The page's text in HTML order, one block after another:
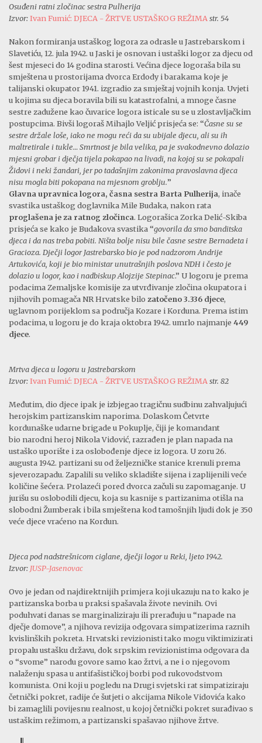
Osuđeni ratni zločinac sestra Pulherija
Izvor:Ivan Fumić: DJECA - ŽRTVE USTAŠKOG REŽIMA str. 54
Nakon formiranja ustaškog logora za odrasle u Jastrebarskom i
Slavetiću, 12. jula 1942. u Jaski je osnovan i ustaški logor za djecu od
šest mjeseci do 14 godina starosti. Većina djece logoraša bila su
smještena u prostorijama dvorca Erdody i barakama koje je
talijanski okupator 1941. izgradio za smještaj vojnih konja. Uvjeti
u kojima su djeca boravila bili su katastrofalni, a mnoge časne
sestre zadužene kao čuvarice logora isticale su se u zlostavljačkim
postupcima. Bivši logoraš Mihajlo Veljić prisjeća se: “Časne su se
sestre držale loše, iako ne mogu reći da su ubijale djecu, ali su ih
maltretirale i tukle… Smrtnost je bila velika, pa je svakodnevno dolazio
mjesni grobar i dječja tijela pokapao na livadi, na kojoj su se pokapali
Židovi i neki žandari, jer po tadašnjim zakonima pravoslavna djeca
nisu mogla biti pokopana na mjesnom groblju.”
Glavna upravnica logora, časna sestra Barta Pulherija, inače
svastika ustaškog doglavnika Mile Budaka, nakon rata
proglašena je za ratnog zločinca. Logorašica Zorka Delić-Skiba
prisjeća se kako je Budakova svastika “govorila da smo banditska
djeca i da nas treba pobiti. Ništa bolje nisu bile časne sestre Bernadeta i
Gracioza. Dječji logor Jastrebarsko bio je pod nadzorom Andrije
Artukovića, koji je bio ministar unutrašnjih poslova NDH i često je
dolazio u logor, kao i nadbiskup Alojzije Stepinac.” U logoru je prema
podacima Zemaljske komisije za utvrđivanje zločina okupatora i
njihovih pomagača NR Hrvatske bilo zatočeno 3.336 djece,
uglavnom porijeklom sa područja Kozare i Korduna. Prema istim
podacima, u logoru je do kraja oktobra 1942. umrlo najmanje 449
djece.
Mrtva djeca u logoru u Jastrebarskom
Izvor:Ivan Fumić: DJECA - ŽRTVE USTAŠKOG REŽIMA str. 82
Međutim, dio djece ipak je izbjegao tragičnu sudbinu zahvaljujući
herojskim partizanskim naporima. Dolaskom Četvrte
kordunaške udarne brigade u Pokuplje, čiji je komandant
bio narodni heroj Nikola Vidović, razrađen je plan napada na
ustaško uporište i za oslobođenje djece iz logora. U zoru 26.
augusta 1942. partizani su od željezničke stanice krenuli prema
sjeverozapadu. Zapalili su veliko skladište sijena i zaplijenili veće
količine šećera. Prolazeći pored dvorca začuli su zapomaganje. U
jurišu su oslobodili djecu, koja su kasnije s partizanima otišla na
slobodni Žumberak i bila smještena kod tamošnjih ljudi dok je 350
veće djece vraćeno na Kordun.
Djeca pod nadstrešnicom ciglane, dječji logor u Reki, ljeto 1942.
Izvor: JUSP-Jasenovac
Ovo je jedan od najdirektnijih primjera koji ukazuju na to kako je
partizanska borba u praksi spašavala živote nevinih. Ovi
poduhvati danas se marginaliziraju ili prerađuju u “napade na
dječje domove”, a njihova revizija odgovara simpatizerima raznih
kvislinških pokreta. Hrvatski revizionisti tako mogu viktimizirati
propalu ustašku državu, dok srpskim revizionistima odgovara da
o “svome” narodu govore samo kao žrtvi, a ne i o njegovom
nalaženju spasa u antifašističkoj borbi pod rukovodstvom
komunista. Oni koji u pogledu na Drugi svjetski rat simpatiziraju
četnički pokret, radije će šutjeti o akcijama Nikole Vidovića kako
bi zamaglili povijesnu realnost, u kojoj četnički pokret surađivao s
ustaškim režimom, a partizanski spašavao njihove žrtve.